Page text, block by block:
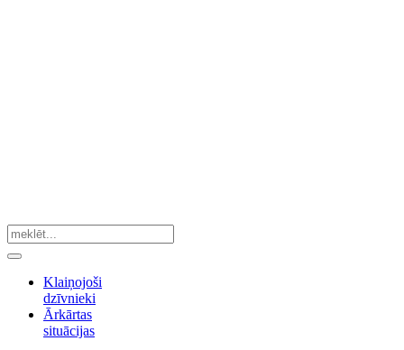
Klaiņojoši
dzīvnieki
Ārkārtas
situācijas